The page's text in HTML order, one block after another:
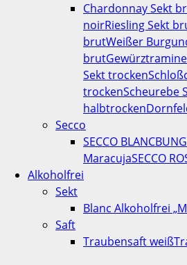
Chardonnay Sekt
noirRiesling Sekt
brutWeißer
brut
Sekt trocken
trockenScheurebe
halbtrocken
Secco
SECCO BLANC
MaracujaSECCO
Alkoholfrei
Sekt
Blanc Alkoholfrei
Saft
Traubensaft weiß